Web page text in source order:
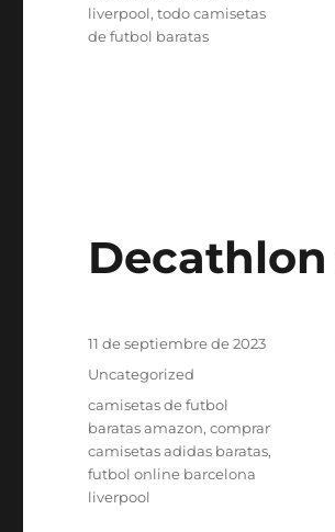
liverpool,todo camisetas
de futbol baratas
Publicado
11 de septiembre de 2023
Categorías
Uncategorized
Etiquetas
camisetas de futbol
baratas amazon,comprar
camisetas adidas baratas,
futbol online barcelona
liverpool